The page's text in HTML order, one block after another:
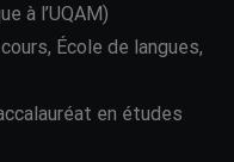
à l’UQAM)
École de langues,
en études